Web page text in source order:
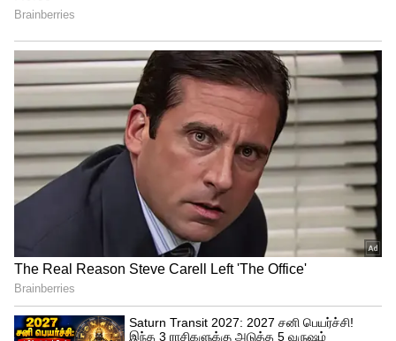
Related Articles
India Vs Afghanistan: கில், ராகுல் சதம்!
முதல் நாளிலேயே மாஸ் காட்டிய இந்திய
அணி
Virat Kohli: கோலிக்கு ஓய்வு,
இந்தியாவுக்கு ரெட்டை லாபம் - அதுல்
வாசன் சொல்வது என்ன?
3
5